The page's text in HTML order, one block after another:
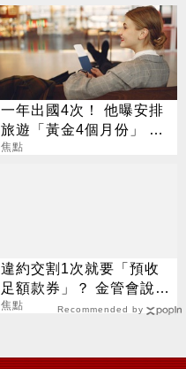
一年出國4次！ 他曝安排
旅遊「黃金4個月份」 卡
對整年活在期待中
焦點
違約交割1次就要「預收
足額款券」？ 金管會說話
了
焦點 Recommended by